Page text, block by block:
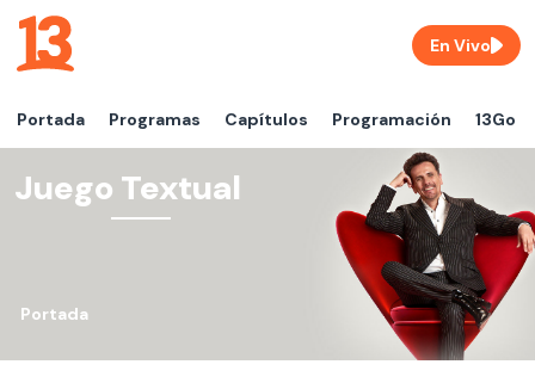
Portada Programas Capítulos Programación 13Go
En Vivo
Juego Textual
Portada